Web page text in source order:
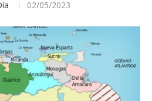
02/05/2023